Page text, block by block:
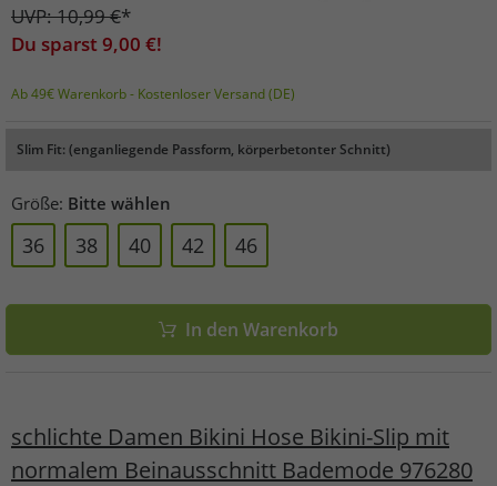
UVP:10,99€*
Du sparst 9,00 €!
Ab 49€ Warenkorb - Kostenloser Versand (DE)
Slim Fit: (enganliegende Passform, körperbetonter Schnitt)
Größe: Bitte wählen
36 38 40 42 46
In den Warenkorb
schlichte Damen Bikini Hose Bikini-Slip mit
normalem Beinausschnitt Bademode 976280